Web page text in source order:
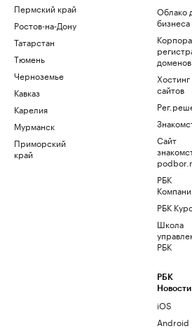
Пермский край
Ростов-на-Дону
Татарстан
Тюмень
Черноземье
Кавказ
Карелия
Мурманск
Приморский
край
Облако
бизнеса
доменов
Хостинг
сайтов
Сайт
РБК
РБК
Школа
РБК
РБК
Новости
iOS
Android